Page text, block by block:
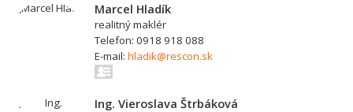
Marcel Hladík
realitný maklér
Telefon: 0918 918 088
E-mail: hladik@rescon.sk
Ing. Vieroslava Štrbáková